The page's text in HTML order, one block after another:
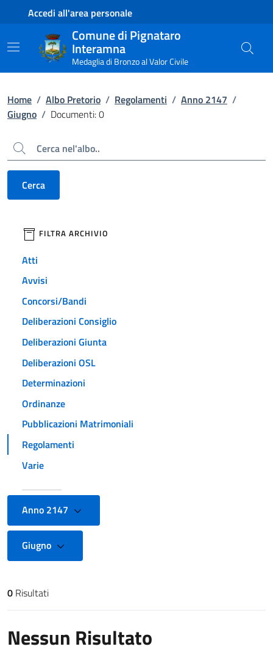
Contenuto principale
Piede di paginaAccedi all'area personale
Comune di Pignataro
Interamna
Medaglia di Bronzo al Valor Civile
Home / Albo Pretorio / Regolamenti / Anno 2147 /
Giugno / Documenti: 0
Cerca
Cerca
filtri da applicare
FILTRA ARCHIVIO
Atti
Avvisi
Concorsi/Bandi
Deliberazioni Consiglio
Deliberazioni Giunta
Deliberazioni OSL
Determinazioni
Ordinanze
Pubblicazioni Matrimoniali
Regolamenti
Varie
Anno 2147
Giugno
Risultati di ricerca
0 Risultati
Nessun Risultato